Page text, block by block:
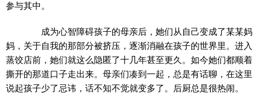
参与其中。
成为心智障碍孩子的母亲后，她们从自己变成了某某妈
妈，关于自我的那部分被挤压，逐渐消融在孩子的世界里。进入
蒸饺店前，她们就这么隐匿了十几年甚至更久。如今她们都顺着
撕开的那道口子走出来。母亲们凑到一起，总是有话聊，在这里
说起孩子少了忌讳，话不知不觉就变多了。后厨总是很热闹。